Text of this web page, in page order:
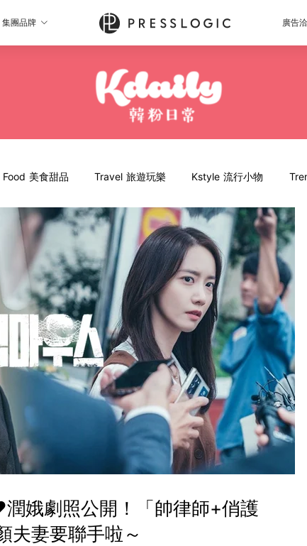
集團品牌 廣告
Food 美食甜品 Travel 旅遊玩樂 Kstyle 流行小物
娥劇照公開！「帥律師+俏護
夫妻要聯手啦～